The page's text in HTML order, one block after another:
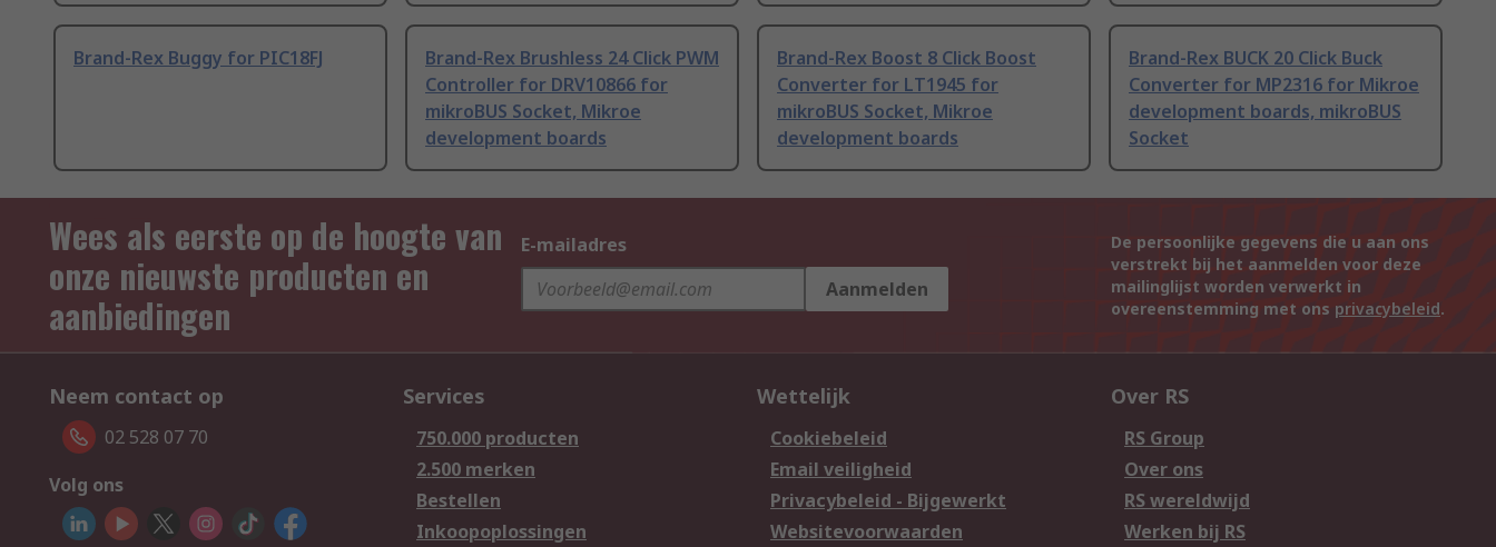
Brand-Rex Buggy for PIC18FJ
Brand-Rex Brushless 24 Click PWM
Controller for DRV10866 for
mikroBUS Socket, Mikroe
development boards
Brand-Rex Boost 8 Click Boost
Converter for LT1945 for
mikroBUS Socket, Mikroe
development boards
Brand-Rex BUCK 20 Click Buck
Converter for MP2316 for Mikroe
development boards, mikroBUS
Socket
Wees als eerste op de hoogte van
onze nieuwste producten en
aanbiedingen
E-mailadres
Aanmelden
De persoonlijke gegevens die u aan ons
verstrekt bij het aanmelden voor deze
mailinglijst worden verwerkt in
overeenstemming met ons privacybeleid.
Neem contact op
02 528 07 70
Volg ons
Services
750.000 producten
2.500 merken
Bestellen
Inkoopoplossingen
Wettelijk
Cookiebeleid
Email veiligheid
Privacybeleid - Bijgewerkt
Websitevoorwaarden
Over RS
RS Group
Over ons
RS wereldwijd
Werken bij RS